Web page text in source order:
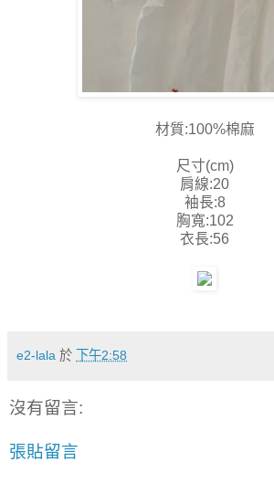
材質:100%棉麻
尺寸(cm)
肩線:20
袖長:8
胸寬:102
衣長:56
e2-lala 於 下午2:58
沒有留言:
張貼留言